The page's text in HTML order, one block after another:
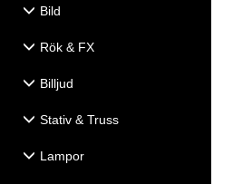
Bild
Rök & FX
Billjud
Stativ & Truss
Lampor